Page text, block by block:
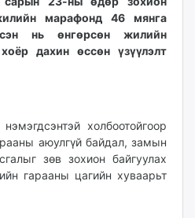
марафонд 46 мянга
нь өнгөрсөн жилийн
дахин өссөн үзүүлэлт
холбоотойгоор
аюулгүй байдал, замын
зөв зохион байгуулах
гарааны цагийн хуваарьт